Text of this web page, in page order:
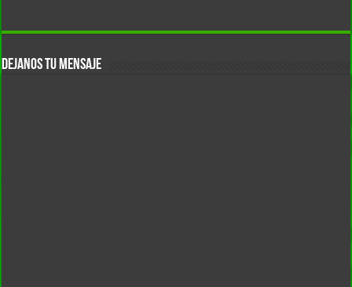
DEJANOS TU MENSAJE